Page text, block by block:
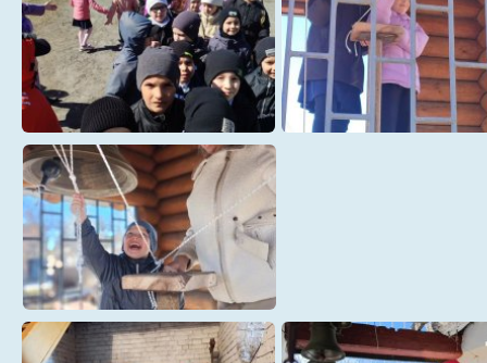
детский сад Тополек (2)
сретенский